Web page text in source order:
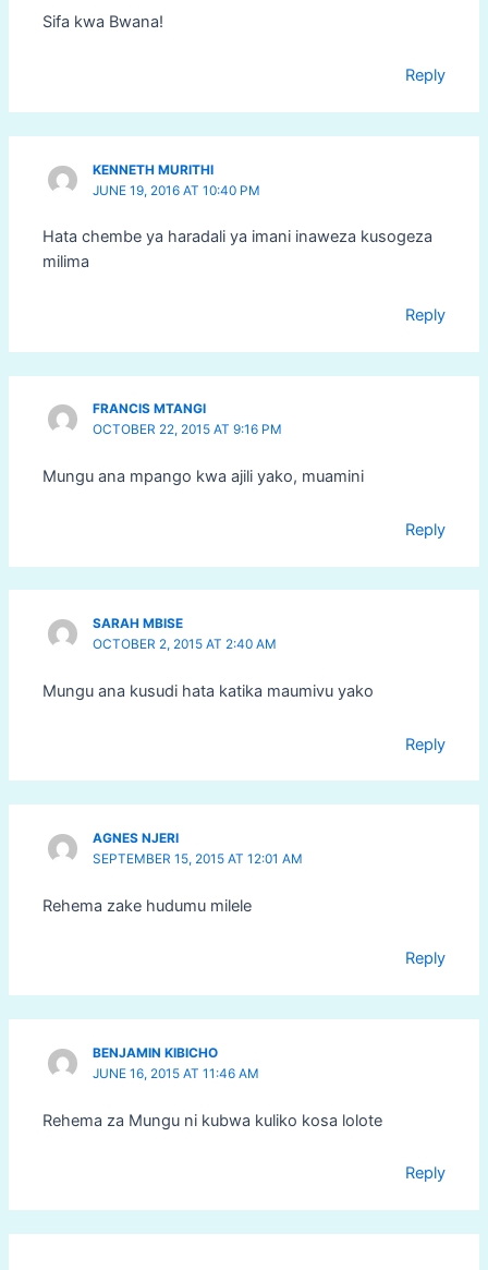
Sifa kwa Bwana!
Reply
KENNETH MURITHI
JUNE 19, 2016 AT 10:40 PM
Hata chembe ya haradali ya imani inaweza kusogeza
milima
Reply
FRANCIS MTANGI
OCTOBER 22, 2015 AT 9:16 PM
Mungu ana mpango kwa ajili yako, muamini
Reply
SARAH MBISE
OCTOBER 2, 2015 AT 2:40 AM
Mungu ana kusudi hata katika maumivu yako
Reply
AGNES NJERI
SEPTEMBER 15, 2015 AT 12:01 AM
Rehema zake hudumu milele
Reply
BENJAMIN KIBICHO
JUNE 16, 2015 AT 11:46 AM
Rehema za Mungu ni kubwa kuliko kosa lolote
Reply